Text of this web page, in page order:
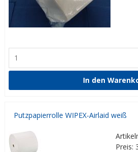
Putzpapierrolle WIPEX-Airlaid weiß
Preis: